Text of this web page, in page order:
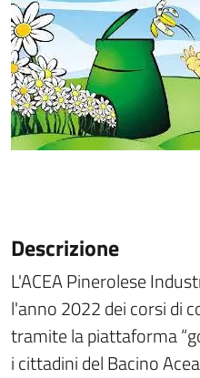
Descrizione
L'ACEA Pinerolese
l'anno 2022 dei corsi di
tramite la piattaforma
i cittadini del Bacino